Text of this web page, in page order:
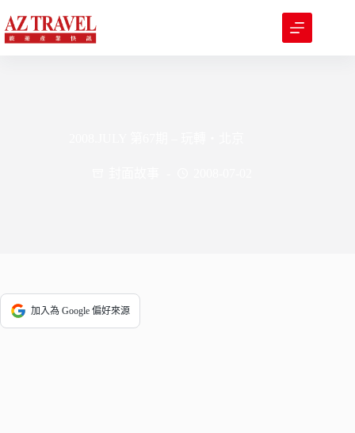
至
主
加入為 Google 偏好來源